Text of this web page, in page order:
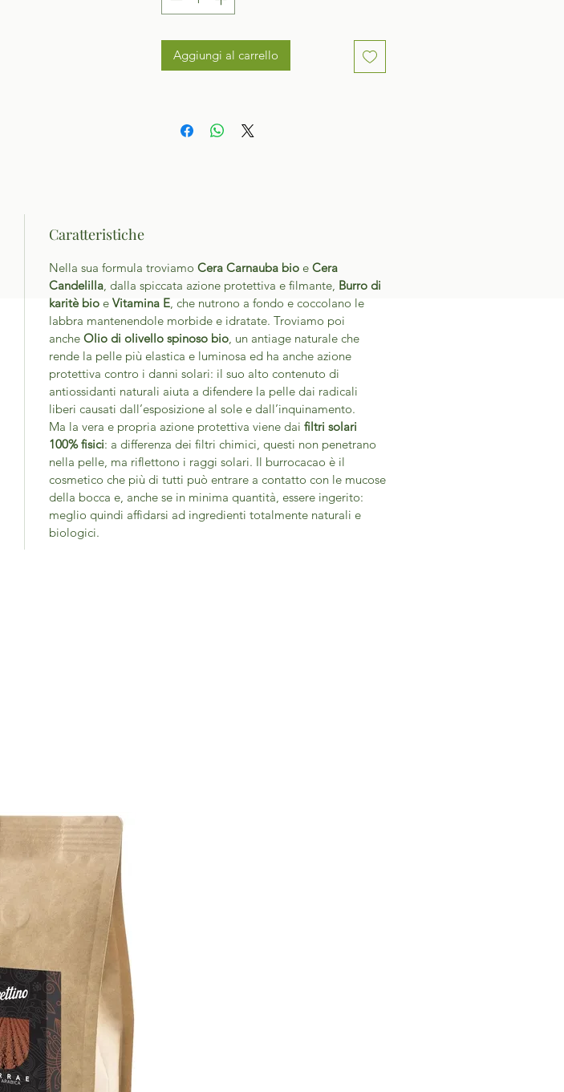
Aggiungi al carrello
Caratteristiche
Nella sua formula troviamo Cera Carnauba bio e Cera
Candelilla , dalla spiccata azione protettiva e filmante, Burro di
karitè bio e Vitamina E , che nutrono a fondo e coccolano le
labbra mantenendole morbide e idratate. Troviamo poi
anche Olio di olivello spinoso bio , un antiage naturale che
rende la pelle più elastica e luminosa ed ha anche azione
protettiva contro i danni solari: il suo alto contenuto di
antiossidanti naturali aiuta a difendere la pelle dai radicali
liberi causati dall’esposizione al sole e dall’inquinamento.
Ma la vera e propria azione protettiva viene dai filtri solari
100% fisici: a differenza dei filtri chimici, questi non penetrano
nella pelle, ma riflettono i raggi solari. Il burrocacao è il
cosmetico che più di tutti può entrare a contatto con le mucose
della bocca e, anche se in minima quantità, essere ingerito:
meglio quindi affidarsi ad ingredienti totalmente naturali e
biologici.